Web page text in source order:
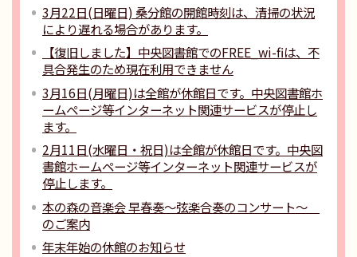
3月22日(日曜日) 桑分館の開館時刻は、清掃の状況
により遅れる場合があります。
【復旧しました】中央図書館でのFREE_wi-fiは、不
具合発生のため現在利用できません
3月16日(月曜日)は全館が休館日です。中央図書館ホ
ームページ等インターネット関連サービスが停止し
ます。
2月11日(水曜日・祝日)は全館が休館日です。中央図
書館ホームページ等インターネット関連サービスが
停止します。
本の森の音楽会 早春奏～弦楽合奏のコンサート～
のご案内
年末年始の休館のお知らせ